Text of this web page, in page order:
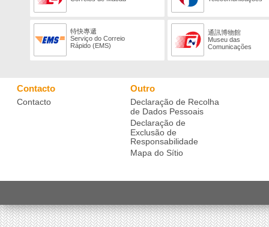
特快專遞
Serviço do Correio
Rápido (EMS)
通訊博物館
Museu das
Comunicações
Contacto
Contacto
Outro
Declaração de Recolha
de Dados Pessoais
Declaração de
Exclusão de
Responsabilidade
Mapa do Sítio